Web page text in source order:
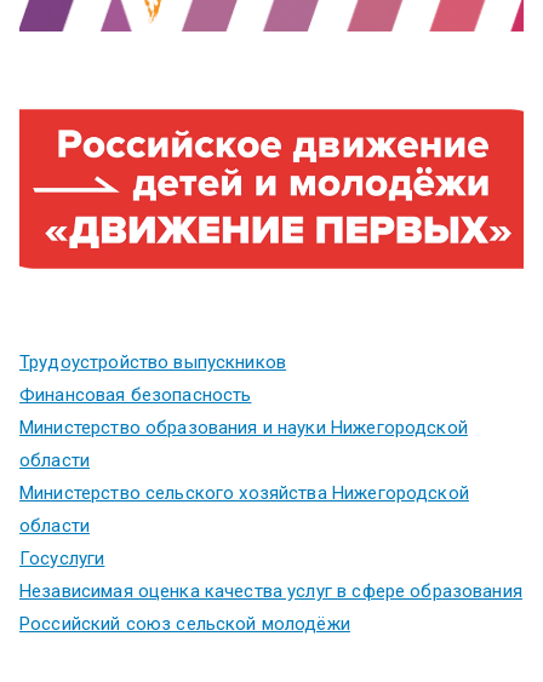
Трудоустройство выпускников
Финансовая безопасность
Министерство образования и науки Нижегородской
области
Министерство сельского хозяйства Нижегородской
области
Госуслуги
Независимая оценка качества услуг в сфере образования
Российский союз сельской молодёжи